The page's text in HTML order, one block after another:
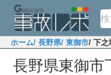
ホーム/ 長野県/ 東御市/ 下之
長野県東御市